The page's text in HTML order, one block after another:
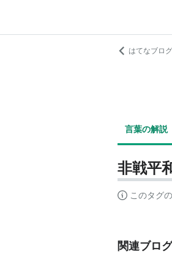
はてなブロ
言葉の解説
非戦平
このタグ
関連ブログ